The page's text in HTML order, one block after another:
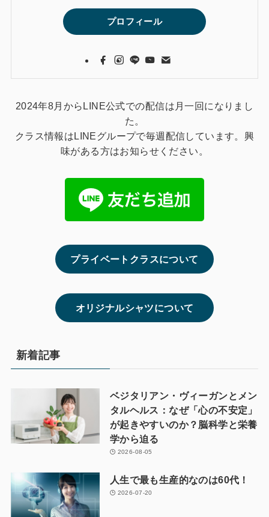
プロフィール
2024年8月からLINE公式での配信は月一回になりまし
た。
クラス情報はLINEグループで毎週配信しています。興
味がある方はお知らせください。
プライベートクラスについて
オリジナルシャツについて
新着記事
ベジタリアン・ヴィーガンとメン
タルヘルス：なぜ「心の不安定」
が起きやすいのか？脳科学と栄養
学から迫る
2026-08-05
人生で最も生産的なのは60代！
2026-07-20